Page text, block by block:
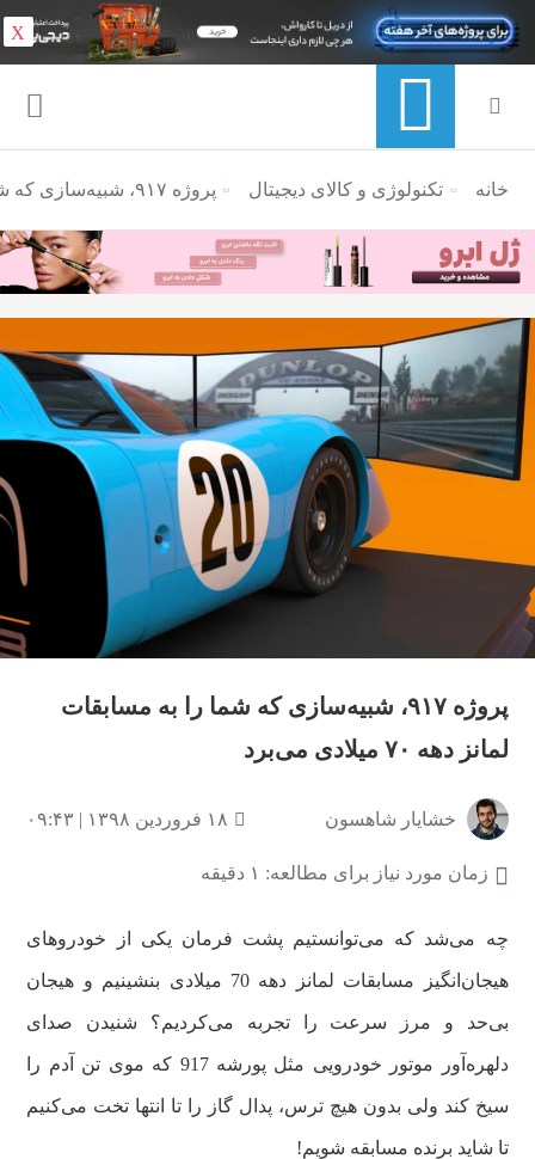
منوی ناوبری خرده نان
خانه تکنولوژی و کالای دیجیتال پروژه ۹۱۷، شبیه‌سازی که شما را به مسابقات لمانز دهه ۷۰ میلادی می‌برد
پروژه ۹۱۷، شبیه‌سازی که شما را به مسابقات
لمانز دهه ۷۰ میلادی می‌برد
خشایار شاهسون ۱۸ فروردین ۱۳۹۸ | ۰۹:۴۳
زمان مورد نیاز برای مطالعه: ۱ دقیقه
چه می‌شد که می‌توانستیم پشت فرمان یکی از خودروهای
هیجان‌انگیز مسابقات لمانز دهه 70 میلادی بنشینیم و هیجان
بی‌حد و مرز سرعت را تجربه می‌کردیم؟ شنیدن صدای
دلهره‌آور موتور خودرویی مثل پورشه 917 که موی تن آدم را
سیخ کند ولی بدون هیچ‌ ترس، پدال گاز را تا انتها تخت می‌کنیم
تا شاید برنده مسابقه شویم!
X